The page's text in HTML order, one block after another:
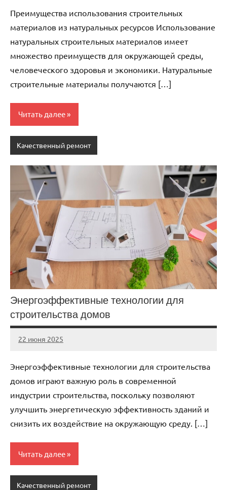
Преимущества использования строительных
материалов из натуральных ресурсов Использование
натуральных строительных материалов имеет
множество преимуществ для окружающей среды,
человеческого здоровья и экономики. Натуральные
строительные материалы получаются […]
Читать далее
Качественный ремонт
Энергоэффективные технологии для
строительства домов
22 июня 2025
stroicomplex
Нет
Энергоэффективные технологии для строительства
домов играют важную роль в современной
индустрии строительства, поскольку позволяют
улучшить энергетическую эффективность зданий и
снизить их воздействие на окружающую среду. […]
Читать далее
Качественный ремонт